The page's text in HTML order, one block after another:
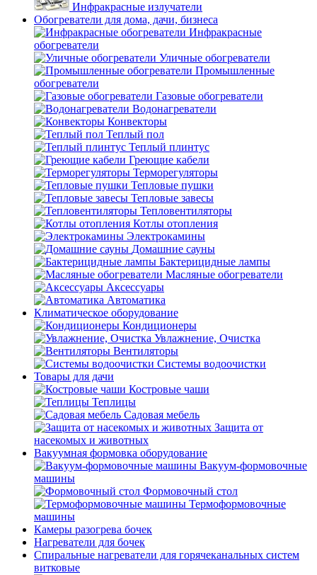
Инфракрасные излучатели
Обогреватели для дома, дачи, бизнеса
Инфракрасные
обогреватели
Уличные обогреватели
Промышленные
обогреватели
Газовые обогреватели
Водонагреватели
Конвекторы
Теплый пол
Теплый плинтус
Греющие кабели
Терморегуляторы
Тепловые пушки
Тепловые завесы
Тепловентиляторы
Котлы отопления
Электрокамины
Домашние сауны
Бактерицидные лампы
Масляные обогреватели
Аксессуары
Автоматика
Климатическое оборудование
Кондиционеры
Увлажнение, Очистка
Вентиляторы
Системы водоочистки
Товары для дачи
Костровые чаши
Теплицы
Садовая мебель
Защита от
насекомых и животных
Вакуумная формовка оборудование
Вакуум-формовочные
машины
Формовочный стол
Термоформовочные
машины
Камеры разогрева бочек
Нагреватели для бочек
Спиральные нагреватели для горячеканальных систем
витковые